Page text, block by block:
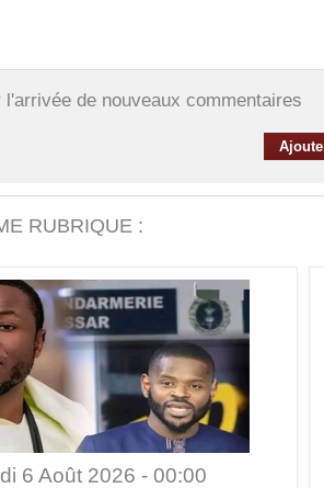
l'arrivée de nouveaux commentaires
RUBRIQUE :
6 Août 2026 - 00:00